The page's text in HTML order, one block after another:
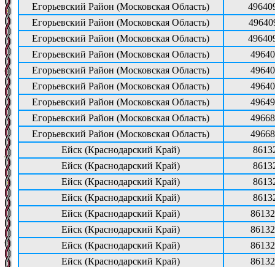
Егорьевский Район (Московская Область)
Егорьевский Район (Московская Область)
Егорьевский Район (Московская Область)
Егорьевский Район (Московская Область)
Егорьевский Район (Московская Область)
Егорьевский Район (Московская Область)
Егорьевский Район (Московская Область)
Егорьевский Район (Московская Область)
Егорьевский Район (Московская Область)
Ейск (Краснодарский Край)
Ейск (Краснодарский Край)
Ейск (Краснодарский Край)
Ейск (Краснодарский Край)
Ейск (Краснодарский Край)
Ейск (Краснодарский Край)
Ейск (Краснодарский Край)
Ейск (Краснодарский Край)